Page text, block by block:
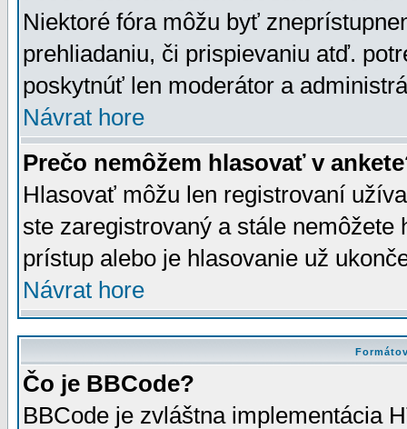
Niektoré fóra môžu byť
prehliadaniu, či prispievaniu atď.
poskytnúť len moderátor a
Návrat hore
Prečo nemôžem hlasovať v
Hlasovať môžu len registrovaní
ste zaregistrovaný a stále
prístup alebo je hlasovanie už
Návrat hore
Čo je BBCode?
BBCode je zvláštna implementácia